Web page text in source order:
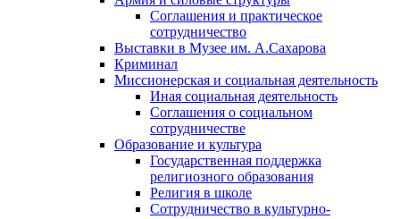
Соглашения и практическое
сотрудничество
Выставки в Музее им. А.Сахарова
Криминал
Миссионерская и социальная деятельность
Иная социальная деятельность
Соглашения о социальном
сотрудничестве
Образование и культура
Государственная поддержка
религиозного образования
Религия в школе
Сотрудничество в культурно-